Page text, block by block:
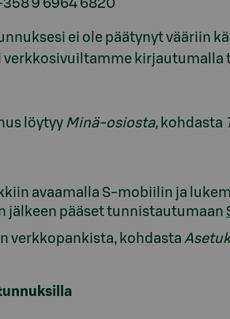
9 6964 6820
ei ole päätynyt vääriin
kirjautumalla
löytyy Minä-osiosta, kohdasta
avaamalla S-mobiilin ja
jälkeen pääset tunnistautumaan
verkkopankista, kohdasta